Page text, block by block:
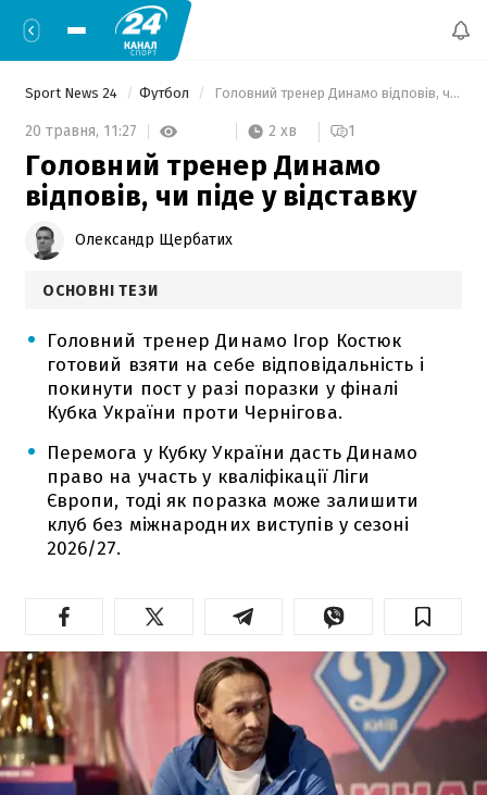
Sport News 24 Футбол Головний тренер Динамо відповів, чи піде у відставку
20 травня, 11:27 2 хв 1
Головний тренер Динамо
відповів, чи піде у відставку
Олександр Щербатих
ОСНОВНІ ТЕЗИ
Головний тренер Динамо Ігор Костюк
готовий взяти на себе відповідальність і
покинути пост у разі поразки у фіналі
Кубка України проти Чернігова.
Перемога у Кубку України дасть Динамо
право на участь у кваліфікації Ліги
Європи, тоді як поразка може залишити
клуб без міжнародних виступів у сезоні
2026/27.